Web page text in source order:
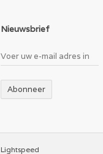
Nieuwsbrief
Abonneer
Lightspeed